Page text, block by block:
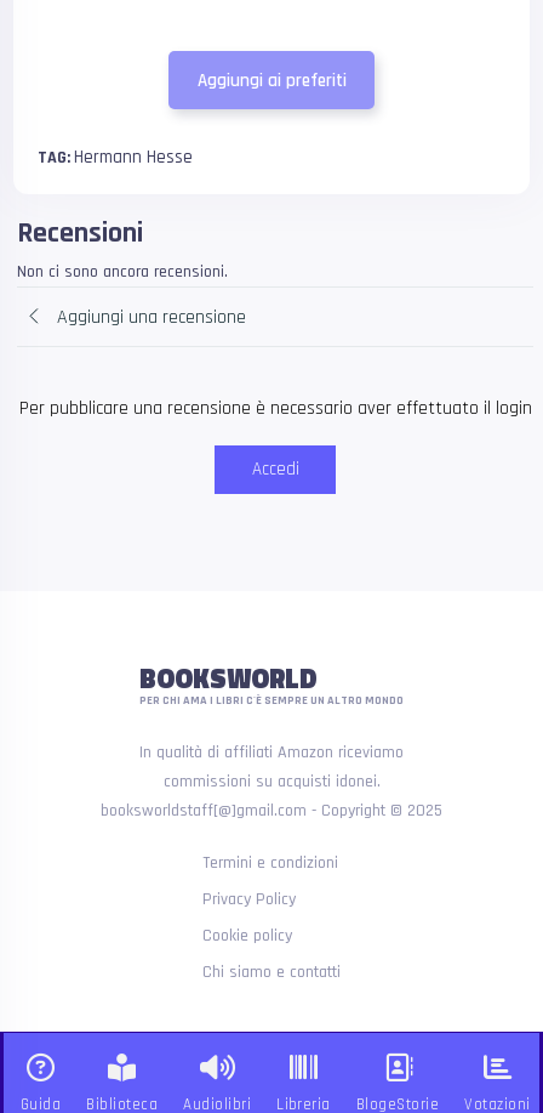
Aggiungi ai preferiti
TAG:Hermann Hesse
Recensioni
Non ci sono ancora recensioni.
Aggiungi una recensione
Per pubblicare una recensione è necessario aver effettuato il login
Accedi
BOOKSWORLD
PER CHI AMA I LIBRI C'È SEMPRE UN ALTRO MONDO
In qualità di affiliati Amazon riceviamo
commissioni su acquisti idonei.
booksworldstaff[@]gmail.com - Copyright © 2025
Termini e condizioni
Privacy Policy
Cookie policy
Chi siamo e contatti
Guida Biblioteca Audiolibri Libreria BlogeStorie Votazioni